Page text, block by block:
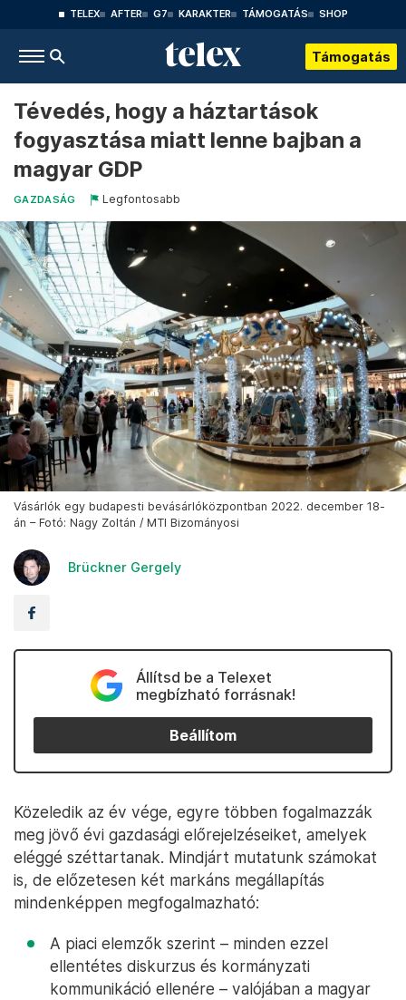
TELEX AFTER G7 KARAKTER TÁMOGATÁS SHOP
Támogatás
Tévedés, hogy a háztartások
fogyasztása miatt lenne bajban a
magyar GDP
GAZDASÁG Legfontosabb
Vásárlók egy budapesti bevásárlóközpontban 2022. december 18-
án – Fotó: Nagy Zoltán / MTI Bizományosi
Brückner Gergely
Állítsd be a Telexet
megbízható forrásnak!
Beállítom
Közeledik az év vége, egyre többen fogalmazzák
meg jövő évi gazdasági előrejelzéseiket, amelyek
eléggé széttartanak. Mindjárt mutatunk számokat
is, de előzetesen két markáns megállapítás
mindenképpen megfogalmazható:
A piaci elemzők szerint – minden ezzel
ellentétes diskurzus és kormányzati
kommunikáció ellenére – valójában a magyar